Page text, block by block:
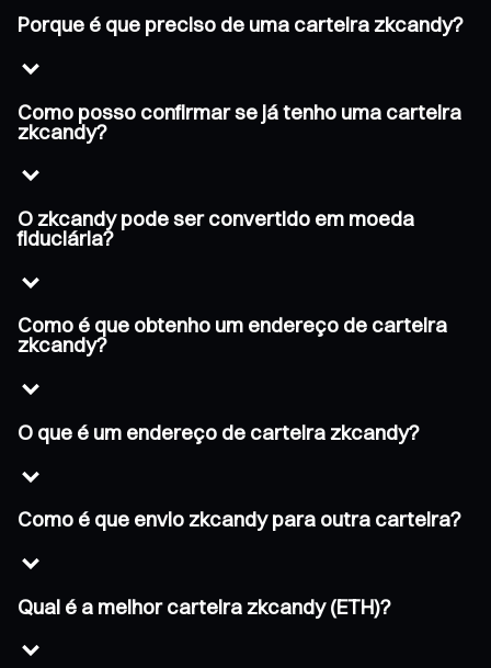
Porque é que preciso de uma carteira zkcandy?
Como posso confirmar se já tenho uma carteira
zkcandy?
O zkcandy pode ser convertido em moeda
fiduciária?
Como é que obtenho um endereço de carteira
zkcandy?
O que é um endereço de carteira zkcandy?
Como é que envio zkcandy para outra carteira?
Qual é a melhor carteira zkcandy (ETH)?